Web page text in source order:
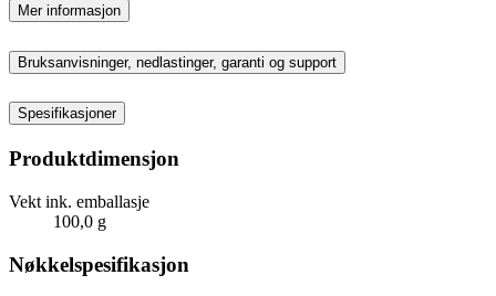
Mer informasjon
Bruksanvisninger, nedlastinger, garanti og support
Spesifikasjoner
Produktdimensjon
Vekt ink. emballasje
100,0 g
Nøkkelspesifikasjon